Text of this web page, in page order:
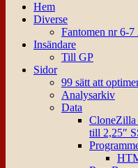
Hem
Diverse
Fantomen nr 6-7
Insändare
Till GP
Sidor
99 sätt att
Analysarkiv
Data
till 2,25″